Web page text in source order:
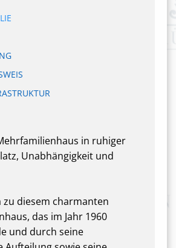
in ruhiger
Unabhängigkeit und
zu diesem charmanten
das im Jahr 1960
und durch seine